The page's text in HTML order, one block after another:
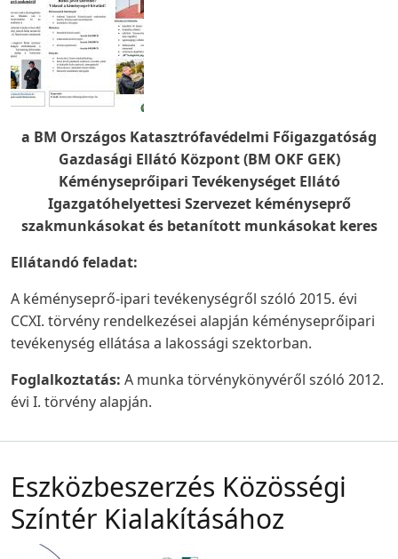
a BM Országos Katasztrófavédelmi Főigazgatóság
Gazdasági Ellátó Központ (BM OKF GEK)
Kéményseprőipari Tevékenységet Ellátó
Igazgatóhelyettesi Szervezet kéményseprő
szakmunkásokat és betanított munkásokat keres
Ellátandó feladat:
A kéményseprő-ipari tevékenységről szóló 2015. évi
CCXI. törvény rendelkezései alapján kéményseprőipari
tevékenység ellátása a lakossági szektorban.
Foglalkoztatás: A munka törvénykönyvéről szóló 2012.
évi I. törvény alapján.
Eszközbeszerzés Közösségi
Színtér Kialakításához